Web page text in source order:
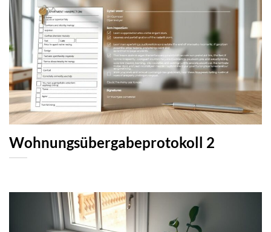
Wohnungsübergabeprotokoll 2